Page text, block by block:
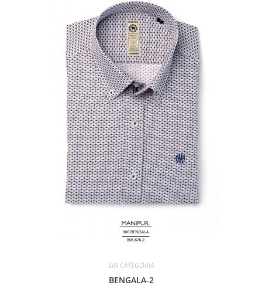
SIN CATEGORIA
BENGALA-2